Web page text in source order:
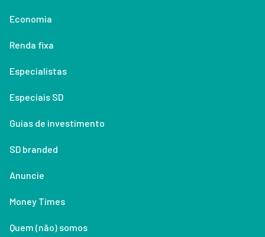
Economia
Renda fixa
Especialistas
Especiais SD
Guias de investimento
SD branded
Anuncie
Money Times
Quem (não) somos